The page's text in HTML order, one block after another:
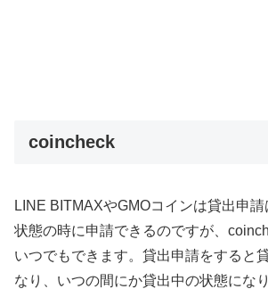
coincheck
LINE BITMAXやGMOコインは貸出申
状態の時に申請できるのですが、
いつでもできます。貸出申請をすると
なり、いつの間にか貸出中の状態になり